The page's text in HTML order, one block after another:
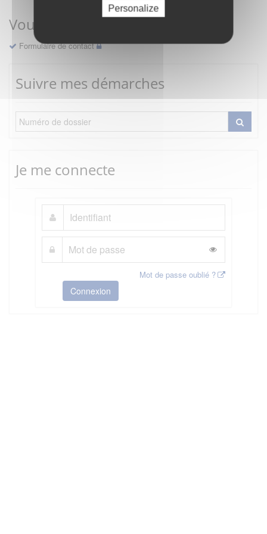
Personalize
Vous avez une question ?
Formulaire de contact
Suivre mes démarches
Je me connecte
Mot de passe oublié ?
Connexion